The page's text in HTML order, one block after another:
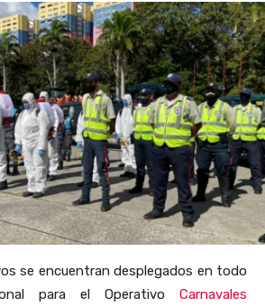
se encuentran desplegados en todo
para el Operativo Carnavales